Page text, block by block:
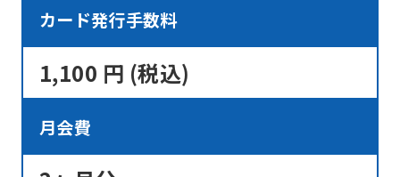
カード発行手数料
1,100 円 (税込)
月会費